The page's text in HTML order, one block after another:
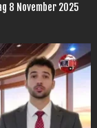
8 November 2025